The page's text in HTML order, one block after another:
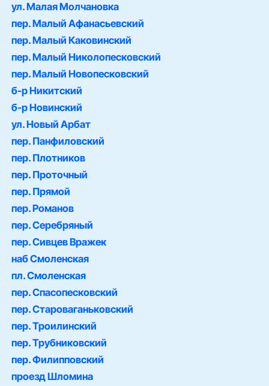
ул. Малая Молчановка
пер. Малый Афанасьевский
пер. Малый Каковинский
пер. Малый Николопесковский
пер. Малый Новопесковский
б-р Никитский
б-р Новинский
ул. Новый Арбат
пер. Панфиловский
пер. Плотников
пер. Проточный
пер. Прямой
пер. Романов
пер. Серебряный
пер. Сивцев Вражек
наб Смоленская
пл. Смоленская
пер. Спасопесковский
пер. Староваганьковский
пер. Троилинский
пер. Трубниковский
пер. Филипповский
проезд Шломина